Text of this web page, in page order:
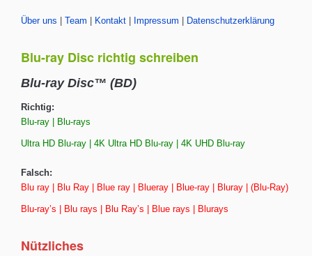
Über uns Team Kontakt Impressum Datenschutzerklärung
Blu-ray Disc richtig schreiben
Blu-ray Disc™ (BD)
Richtig:
Blu-ray | Blu-rays
Ultra HD Blu-ray | 4K Ultra HD Blu-ray | 4K UHD Blu-ray
Falsch:
Blu ray | Blu Ray | Blue ray | Blueray | Blue-ray | Bluray | (Blu-Ray)
Blu-ray’s | Blu rays | Blu Ray’s | Blue rays | Blurays
Nützliches